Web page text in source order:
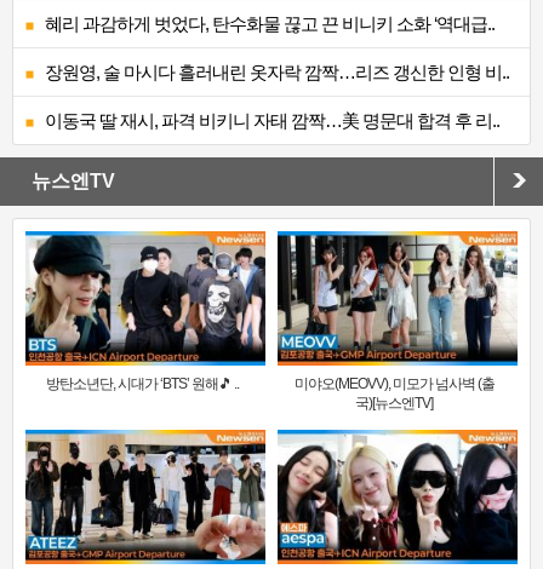
혜리 과감하게 벗었다, 탄수화물 끊고 끈 비니키 소화 ‘역대급..
장원영, 술 마시다 흘러내린 옷자락 깜짝…리즈 갱신한 인형 비..
이동국 딸 재시, 파격 비키니 자태 깜짝…美 명문대 합격 후 리..
뉴스엔TV
방탄소년단, 시대가 ‘BTS’ 원해🎵 ..
미야오(MEOVV), 미모가 넘사벽 (출
국)[뉴스엔TV]